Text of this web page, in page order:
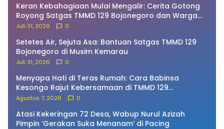
Keran Kebahagiaan Mulai Mengalir: Cerita Gotong
Royong Satgas TMMD 129 Bojonegoro dan Warga
Bekatul
Juli 31, 2026 0
Setetes Air, Sejuta Asa: Bantuan Satgas TMMD 129
Bojonegoro di Musim Kemarau
Juli 31, 2026 0
Menyapa Hati di Teras Rumah: Cara Babinsa
Kesongo Rajut Kebersamaan di TMMD 129
Bojonegoro
Agustus 7, 2026 0
Atasi Kekeringan 72 Desa, Wabup Nurul Azizah
Pimpin ‘Gerakan Suka Menanam’ di Pacing